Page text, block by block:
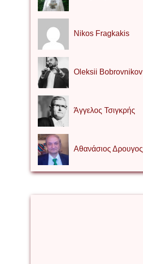
Nikos Fragkakis
Oleksii Bobrovnikov
Άγγελος Τσιγκρής
Αθανάσιος Δρουγος